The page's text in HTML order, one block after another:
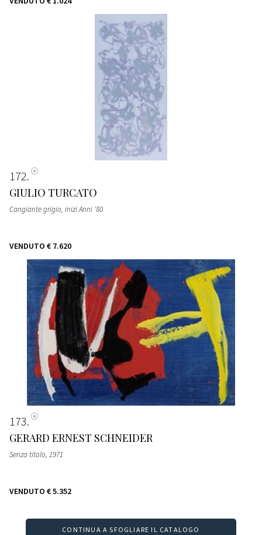
172
GIULIO TURCATO
Cangiante grigio, inizi Anni '80
VENDUTO € 7.620
173
GERARD ERNEST SCHNEIDER
Senza titolo, 1971
VENDUTO € 5.352
CONTINUA A SFOGLIARE IL CATALOGO